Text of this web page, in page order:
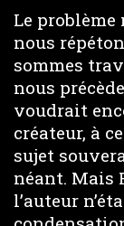
Le problème
nous
sommes
nous
voudrait
créateur, à
sujet
néant. Mais
l’auteur